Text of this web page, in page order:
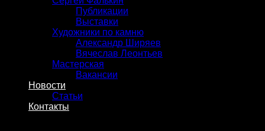
Публикации
Выставки
Художники по камню
Александр Ширяев
Вячеслав Леонтьев
Мастерская
Вакансии
Новости
Статьи
Контакты